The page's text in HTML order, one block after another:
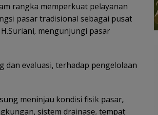
rangka memperkuat pelayanan
pasar tradisional sebagai pusat
mengunjungi pasar
dan evaluasi, terhadap pengelolaan
meninjau kondisi fisik pasar,
sistem drainase, tempat